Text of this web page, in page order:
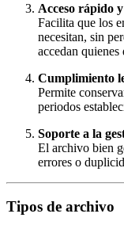
Acceso rápido
Facilita que los
necesitan, sin
accedan quienes
Cumplimiento
Permite
periodos
Soporte a la
El archivo bien
errores o
Tipos de archivo